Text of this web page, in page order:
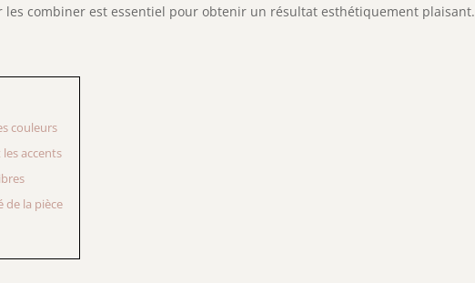
combiner est essentiel pour obtenir un résultat esthétiquement plaisant.
couleurs
accents
de la pièce